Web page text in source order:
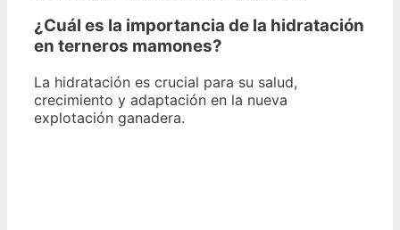
¿Cuál es la importancia de la hidratación
en terneros mamones?
La hidratación es crucial para su salud,
crecimiento y adaptación en la nueva
explotación ganadera.